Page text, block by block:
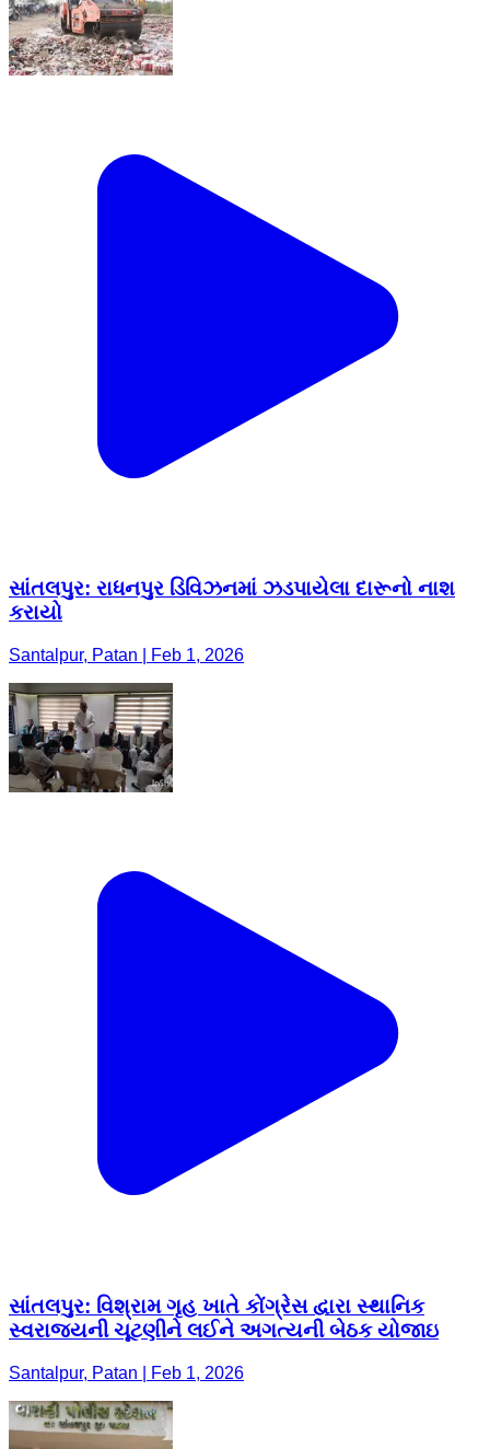
સાંતલપુર: રાધનપુર ડિવિઝનમાં ઝડપાયેલા દારૂનો નાશ
કરાયો
Santalpur, Patan | Feb 1, 2026
સાંતલપુર: વિશ્રામ ગૃહ ખાતે કોંગ્રેસ દ્વારા સ્થાનિક
સ્વરાજ્યની ચૂટણીને લઈને અગત્યની બેઠક યોજાઇ
Santalpur, Patan | Feb 1, 2026